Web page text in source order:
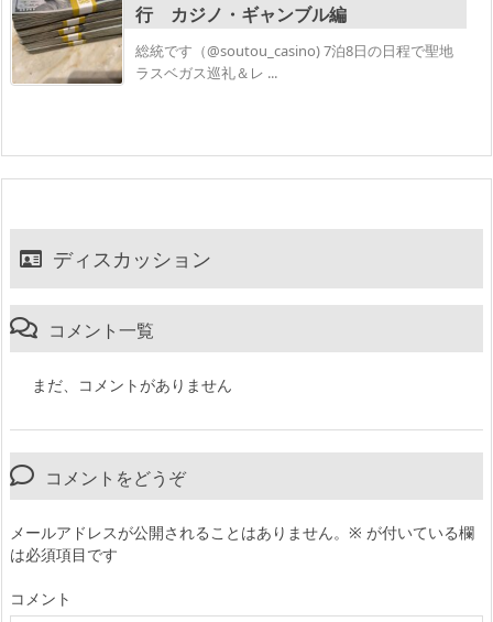
行 カジノ・ギャンブル編
総統です（@soutou_casino) 7泊8日の日程で聖地
ラスベガス巡礼＆レ ...
ディスカッション
コメント一覧
まだ、コメントがありません
コメントをどうぞ
メールアドレスが公開されることはありません。 ※ が付いている欄
は必須項目です
コメント